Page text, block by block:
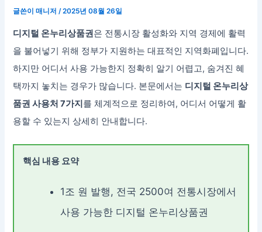
글쓴이매니저/2025년 08월 26일
디지털 온누리상품권은 전통시장 활성화와 지역 경제에 활력
을 불어넣기 위해 정부가 지원하는 대표적인 지역화폐입니다.
하지만 어디서 사용 가능한지 정확히 알기 어렵고, 숨겨진 혜
택까지 놓치는 경우가 많습니다. 본문에서는 디지털 온누리상
품권 사용처 7가지 를 체계적으로 정리하여, 어디서 어떻게 활
용할 수 있는지 상세히 안내합니다.
핵심 내용 요약
1조 원 발행, 전국 2500여 전통시장에서
사용 가능한 디지털 온누리상품권